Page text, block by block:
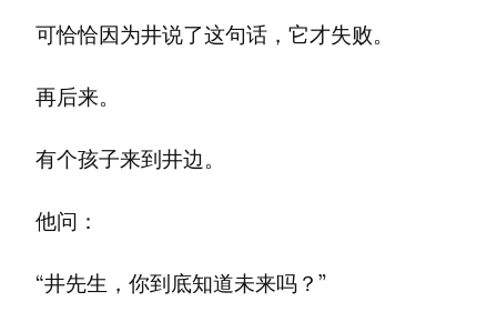
可恰恰因为井说了这句话，它才失败。
再后来。
有个孩子来到井边。
他问：
“井先生，你到底知道未来吗？”